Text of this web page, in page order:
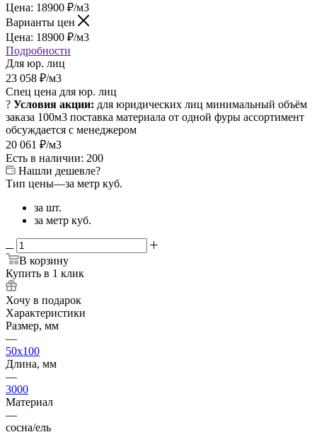
Цена: 18900 ₽/м3
Варианты цен
Цена: 18900 ₽/м3
Подробности
Для юр. лиц
23 058 ₽/м3
Спец цена для юр. лиц
? Условия акции: для юридических лиц минимальный объём
заказа 100м3 поставка материала от одной фуры ассортимент
обсуждается с менеджером
20 061 ₽/м3
Есть в наличии: 200
Нашли дешевле?
Тип цены—за метр куб.
за шт.
за метр куб.
В корзину
Купить в 1 клик
Хочу в подарок
Характеристики
Размер, мм
—
50x100
Длина, мм
—
3000
Материал
—
сосна/ель